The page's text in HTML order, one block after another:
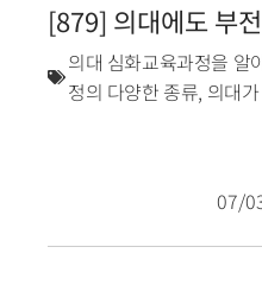
[879] 의대에도 부
의대 심화교육과정을 알
정의 다양한 종류, 의대
07/